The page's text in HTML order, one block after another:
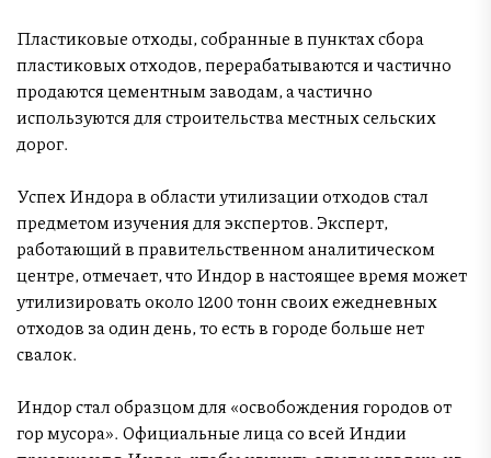
Пластиковые отходы, собранные в пунктах сбора
пластиковых отходов, перерабатываются и частично
продаются цементным заводам, а частично
используются для строительства местных сельских
дорог.
Успех Индора в области утилизации отходов стал
предметом изучения для экспертов. Эксперт,
работающий в правительственном аналитическом
центре, отмечает, что Индор в настоящее время может
утилизировать около 1200 тонн своих ежедневных
отходов за один день, то есть в городе больше нет
свалок.
Индор стал образцом для «освобождения городов от
гор мусора». Официальные лица со всей Индии